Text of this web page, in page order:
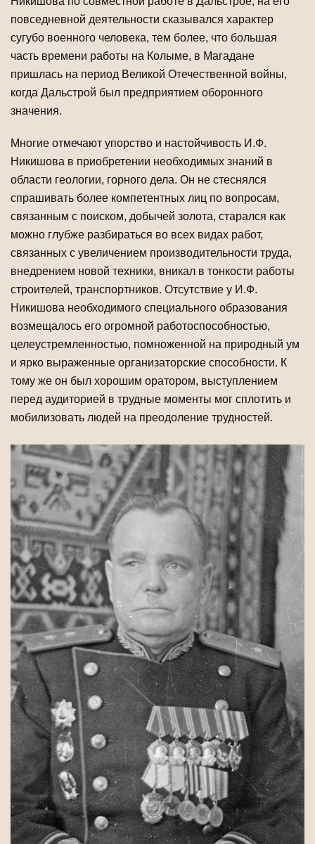
повседневной деятельности сказывался характер
сугубо военного человека, тем более, что большая
часть времени работы на Колыме, в Магадане
пришлась на период Великой Отечественной войны,
когда Дальстрой был предприятием оборонного
значения.
Многие отмечают упорство и настойчивость И.Ф.
Никишова в приобретении необходимых знаний в
области геологии, горного дела. Он не стеснялся
спрашивать более компетентных лиц по вопросам,
связанным с поиском, добычей золота, старался как
можно глубже разбираться во всех видах работ,
связанных с увеличением производительности труда,
внедрением новой техники, вникал в тонкости работы
строителей, транспортников. Отсутствие у И.Ф.
Никишова необходимого специального образования
возмещалось его огромной работоспособностью,
целеустремленностью, помноженной на природный ум
и ярко выраженные организаторские способности. К
тому же он был хорошим оратором, выступлением
перед аудиторией в трудные моменты мог сплотить и
мобилизовать людей на преодоление трудностей.